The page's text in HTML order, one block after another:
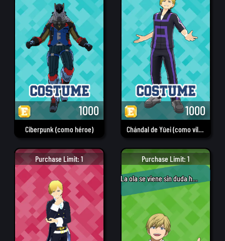
Ciberpunk (como héroe)
1000
Chándal de Yûei (como villano)
1000
Purchase Limit: 1
La ola se viene sin duda hacia nosotros.
Purchase Limit: 1